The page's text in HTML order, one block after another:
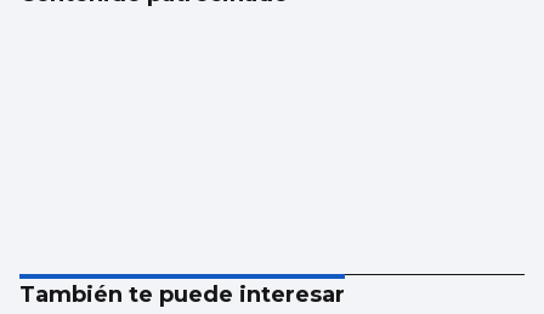
También te puede interesar